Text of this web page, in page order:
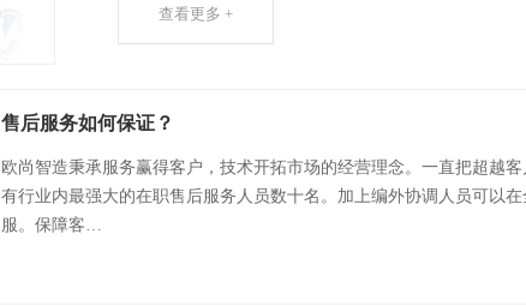
查看更多 +
售后服务如何保证？
欧尚智造秉承服务赢得客户，技术开拓市场的经营理念。一直把超越
有行业内最强大的在职售后服务人员数十名。加上编外协调人员可以
服。保障客…